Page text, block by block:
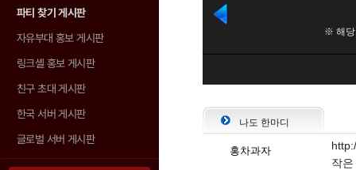
파티 찾기 게시판
자유부대 홍보 게시판
링크셸 홍보 게시판
친구 초대 게시판
한국 서버 게시판
글로벌 서버 게시판
나도 한마디
홍차과자
작